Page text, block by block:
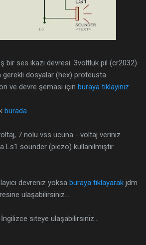
bir ses ikazı devresi. 3voltluk pil (cr2032)
gerekli dosyalar (hex) proteusta
ve devre şeması için buraya tıklayınız...
burada
7 nolu vss ucuna - voltaj veriniz...
sounder (piezo) kullanılmıştır.
devreniz yoksa buraya tıklayarak jdm
ulaşabilirsiniz...
İngilizce siteye ulaşabilirsiniz...